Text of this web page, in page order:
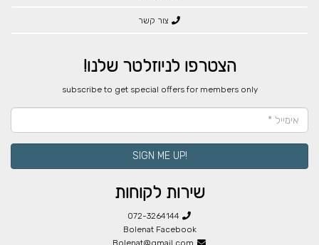
צור קשר
הצטרפו לניוזלטר שלנו!
​subscribe to get special offers for members only
!SIGN ME UP
שירות לקוחות
072-3264144
Bolenat Facebook